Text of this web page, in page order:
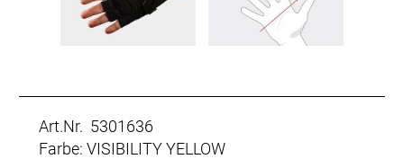
Art.Nr. 5301636
Farbe: VISIBILITY YELLOW